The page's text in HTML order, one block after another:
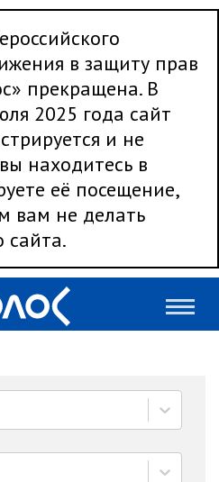
в защиту прав
прекращена. В
2025 года сайт
и не
находитесь в
её посещение,
вам не делать
сайта.